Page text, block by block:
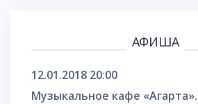
АФИША
12.01.2018 20:00
Музыкальное кафе «Агарта».